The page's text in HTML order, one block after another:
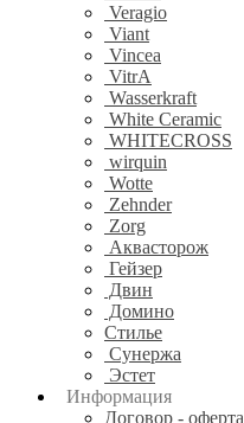
Veragio
Viant
Vincea
VitrA
Wasserkraft
White Ceramic
WHITECROSS
wirquin
Wotte
Zehnder
Zorg
Аквасторож
Гейзер
Двин
Домино
Стилье
Сунержа
Эстет
Информация
Договор - оферта